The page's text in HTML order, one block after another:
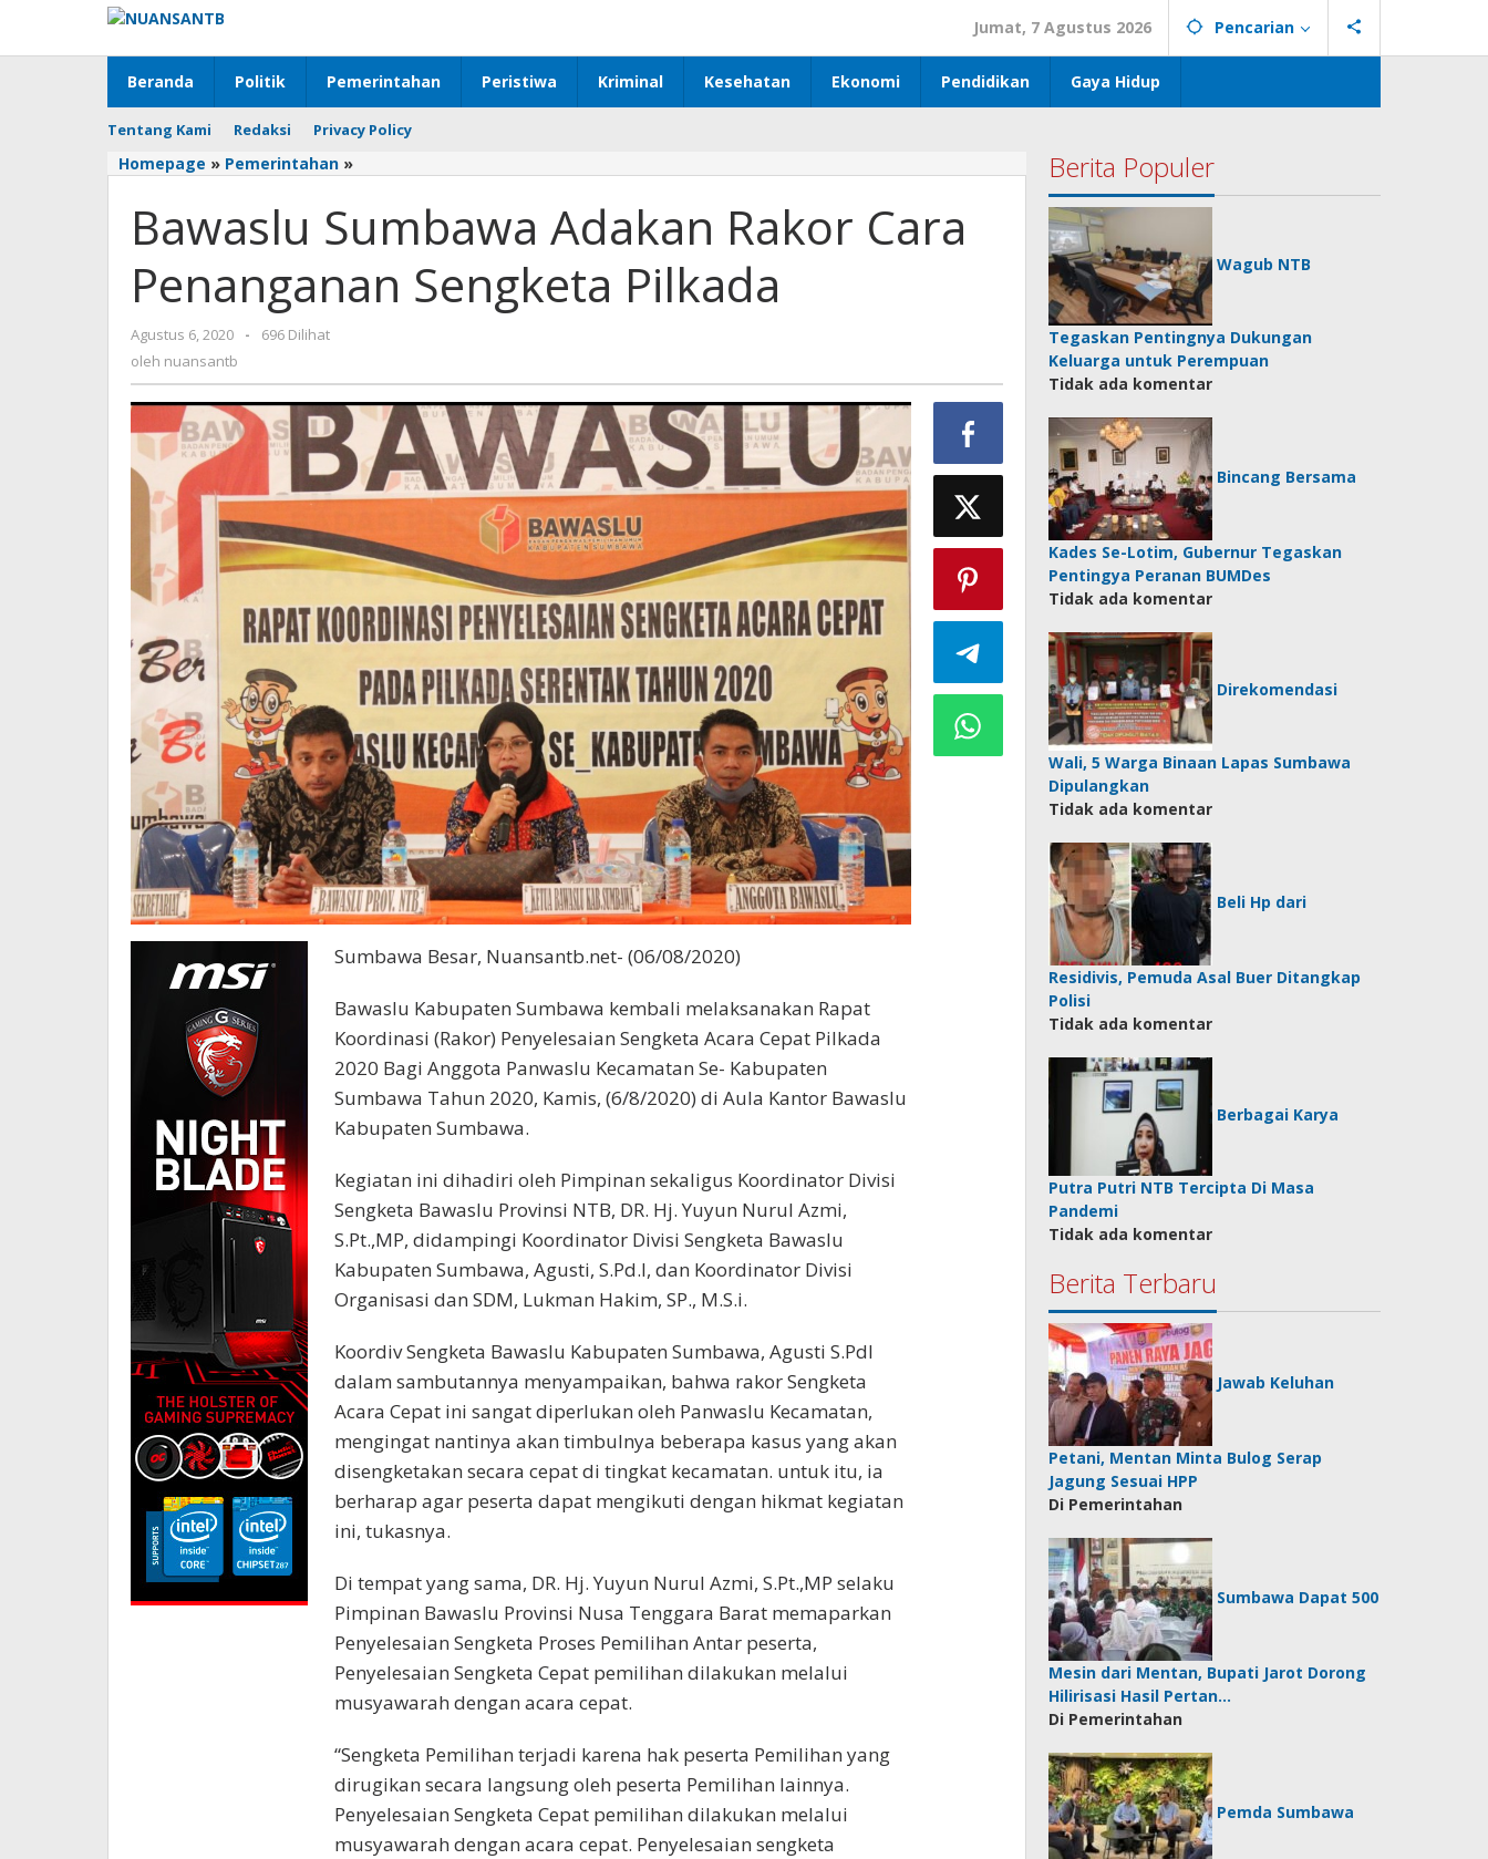
konten
Jumat, 7 Agustus 2026 Pencarian
Beranda Politik Pemerintahan Peristiwa Kriminal Kesehatan Ekonomi Pendidikan Gaya Hidup
Tentang Kami Redaksi Privacy Policy
Homepage » Pemerintahan »
Rakor
Penanganan
Sengketa
Bawaslu Sumbawa Adakan Rakor Cara
Penanganan Sengketa Pilkada
Agustus 6, 2020
oleh
-
696 Dilihat
oleh nuansantb
Sumbawa Besar, Nuansantb.net- (06/08/2020)
Bawaslu Kabupaten Sumbawa kembali melaksanakan Rapat
Koordinasi (Rakor) Penyelesaian Sengketa Acara Cepat Pilkada
2020 Bagi Anggota Panwaslu Kecamatan Se- Kabupaten
Sumbawa Tahun 2020, Kamis, (6/8/2020) di Aula Kantor Bawaslu
Kabupaten Sumbawa.
Kegiatan ini dihadiri oleh Pimpinan sekaligus Koordinator Divisi
Sengketa Bawaslu Provinsi NTB, DR. Hj. Yuyun Nurul Azmi,
S.Pt.,MP, didampingi Koordinator Divisi Sengketa Bawaslu
Kabupaten Sumbawa, Agusti, S.Pd.I, dan Koordinator Divisi
Organisasi dan SDM, Lukman Hakim, SP., M.S.i.
Koordiv Sengketa Bawaslu Kabupaten Sumbawa, Agusti S.PdI
dalam sambutannya menyampaikan, bahwa rakor Sengketa
Acara Cepat ini sangat diperlukan oleh Panwaslu Kecamatan,
mengingat nantinya akan timbulnya beberapa kasus yang akan
disengketakan secara cepat di tingkat kecamatan. untuk itu, ia
berharap agar peserta dapat mengikuti dengan hikmat kegiatan
ini, tukasnya.
Di tempat yang sama, DR. Hj. Yuyun Nurul Azmi, S.Pt.,MP selaku
Pimpinan Bawaslu Provinsi Nusa Tenggara Barat memaparkan
Penyelesaian Sengketa Proses Pemilihan Antar peserta,
Penyelesaian Sengketa Cepat pemilihan dilakukan melalui
musyawarah dengan acara cepat.
“Sengketa Pemilihan terjadi karena hak peserta Pemilihan yang
dirugikan secara langsung oleh peserta Pemilihan lainnya.
Penyelesaian Sengketa Cepat pemilihan dilakukan melalui
musyawarah dengan acara cepat. Penyelesaian sengketa
Berita Populer
Wagub NTB
Tegaskan Pentingnya Dukungan
Keluarga untuk Perempuan
Tidak ada komentar
Bincang Bersama
Kades Se-Lotim, Gubernur Tegaskan
Pentingya Peranan BUMDes
Tidak ada komentar
Direkomendasi
Wali, 5 Warga Binaan Lapas Sumbawa
Dipulangkan
Tidak ada komentar
Beli Hp dari
Residivis, Pemuda Asal Buer Ditangkap
Polisi
Tidak ada komentar
Berbagai Karya
Putra Putri NTB Tercipta Di Masa
Pandemi
Tidak ada komentar
Berita Terbaru
Jawab Keluhan
Petani, Mentan Minta Bulog Serap
Jagung Sesuai HPP
Di Pemerintahan
Sumbawa Dapat 500
Mesin dari Mentan, Bupati Jarot Dorong
Hilirisasi Hasil Pertan…
Di Pemerintahan
Pemda Sumbawa